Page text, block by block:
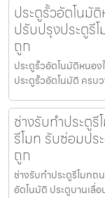
ประตูรั้วอัตโนมั
ปรับปรุงประตูรี
ถูก
ประตูรั้วอัตโนมัติหนอ
ประตูรั้วอัตโนมัติ ครบ
ช่างรับทำประตู
รีโมท รับซ่อมปร
ถูก
ช่างรับทำประตูรีโมท
อัตโนมัติ ประตูบานเลื่